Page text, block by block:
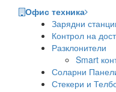
Офис техника
Зарядни
Контрол на
Разклонители
Smart
Соларни
Стекери и